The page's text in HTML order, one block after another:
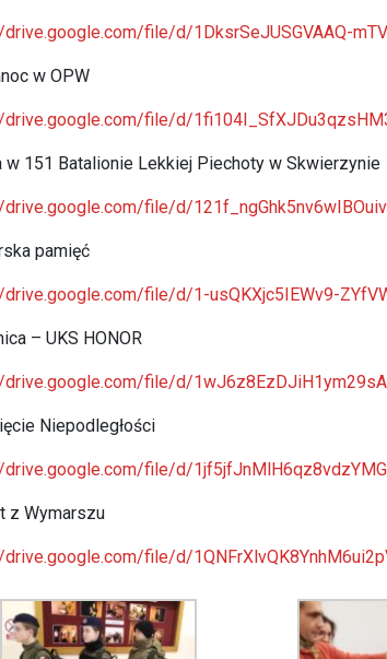
file/d/1DksrSeJUSGVAAQ-
w OPW
file/d/
w 151 Batalionie Lekkiej Piechoty w Skwierzynie
file/d/
pamięć
file/d/1-usQKXjc5IEWv9-
– UKS HONOR
file/d/
Niepodległości
file/d/
z Wymarszu
file/d/